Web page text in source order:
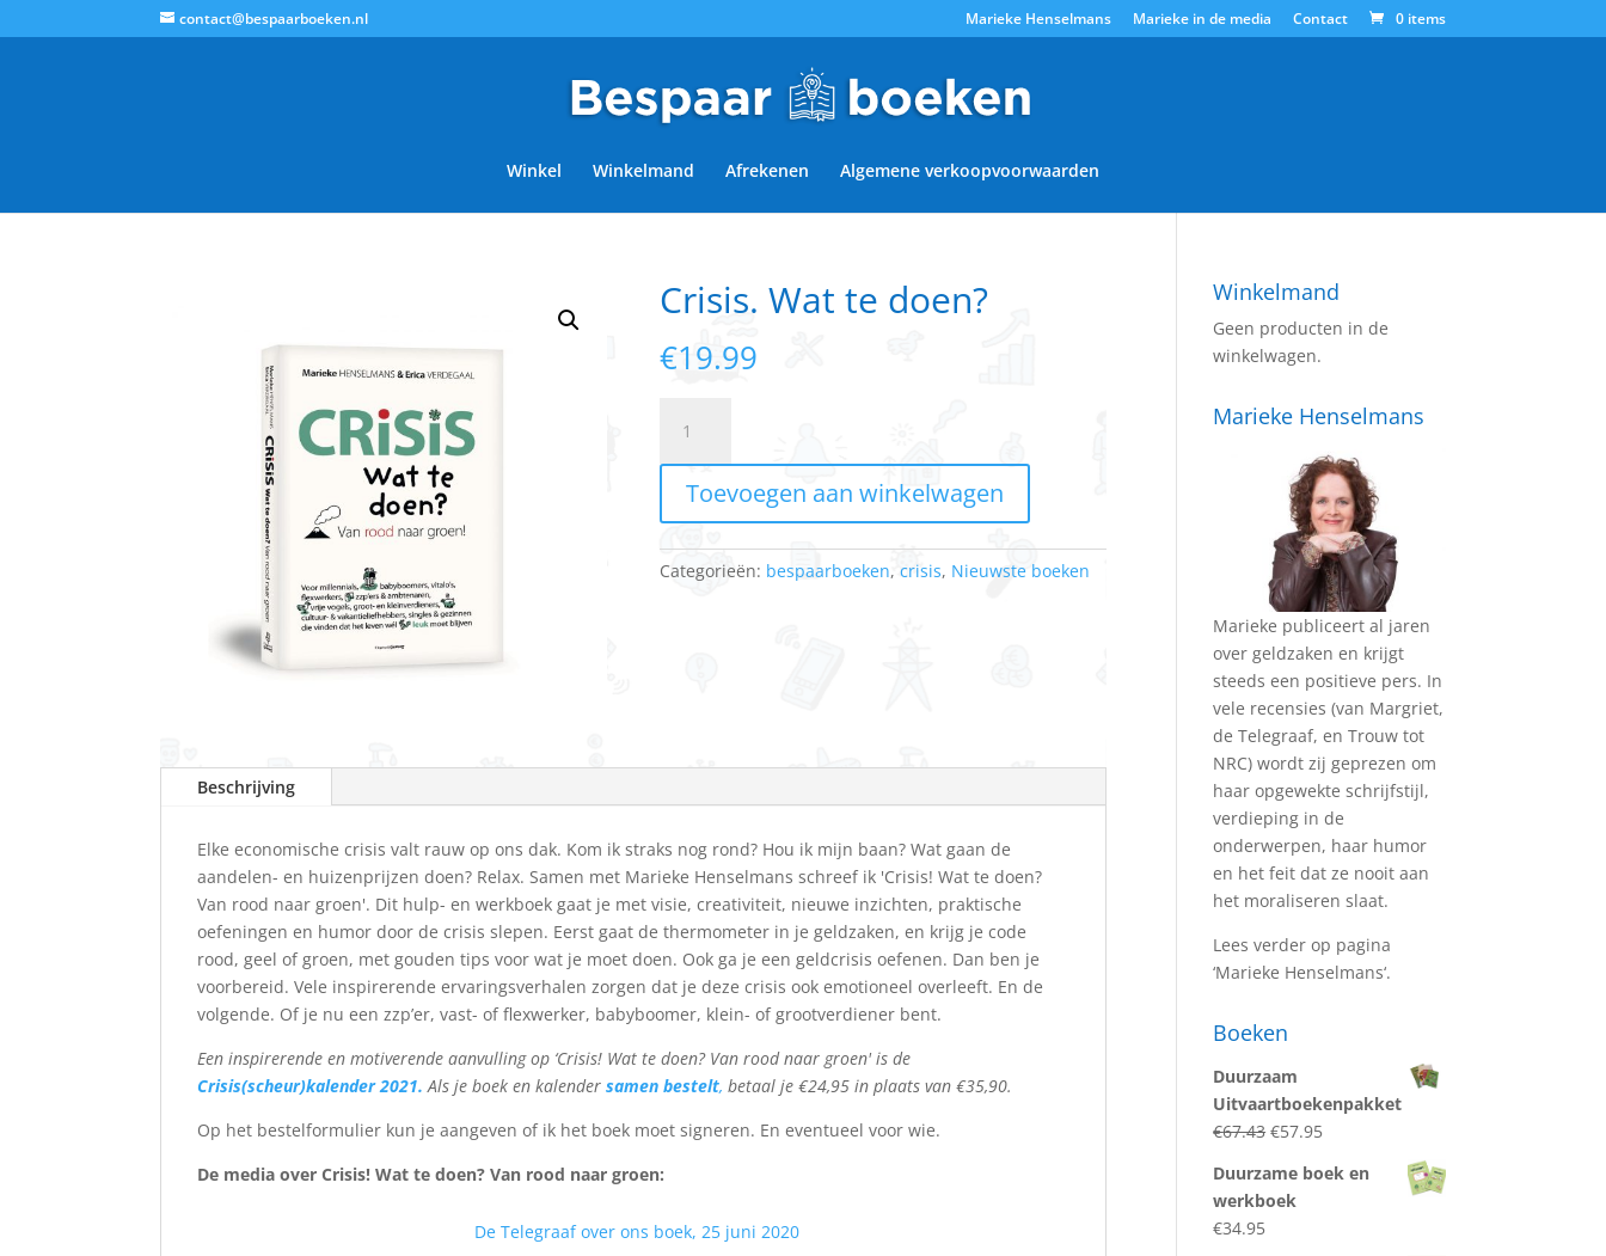
contact@bespaarboeken.nl Marieke Henselmans Marieke in de media Contact 0 items
Winkel Winkelmand Afrekenen Algemene verkoopvoorwaarden
Crisis. Wat te doen?
€19.99
Wat
te
doen?
aantal
Toevoegen aan winkelwagen
Categorieën: bespaarboeken, crisis, Nieuwste boeken
Beschrijving
Elke economische crisis valt rauw op ons dak. Kom ik straks nog rond? Hou ik mijn baan? Wat gaan de
aandelen- en huizenprijzen doen? Relax. Samen met Marieke Henselmans schreef ik 'Crisis! Wat te doen?
Van rood naar groen'. Dit hulp- en werkboek gaat je met visie, creativiteit, nieuwe inzichten, praktische
oefeningen en humor door de crisis slepen. Eerst gaat de thermometer in je geldzaken, en krijg je code
rood, geel of groen, met gouden tips voor wat je moet doen. Ook ga je een geldcrisis oefenen. Dan ben je
voorbereid. Vele inspirerende ervaringsverhalen zorgen dat je deze crisis ook emotioneel overleeft. En de
volgende. Of je nu een zzp’er, vast- of flexwerker, babyboomer, klein- of grootverdiener bent.
Een inspirerende en motiverende aanvulling op ‘Crisis! Wat te doen? Van rood naar groen' is de
Crisis(scheur)kalender 2021. Als je boek en kalendersamen bestelt, betaal je €24,95 in plaats van €35,90.
Op het bestelformulier kun je aangeven of ik het boek moet signeren. En eventueel voor wie.
De media over Crisis! Wat te doen? Van rood naar groen:
De Telegraaf over ons boek, 25 juni 2020
Winkelmand
Geen producten in de
winkelwagen.
Marieke Henselmans
Marieke publiceert al jaren
over geldzaken en krijgt
steeds een positieve pers. In
vele recensies (van Margriet,
de Telegraaf, en Trouw tot
NRC) wordt zij geprezen om
haar opgewekte schrijfstijl,
verdieping in de
onderwerpen, haar humor
en het feit dat ze nooit aan
het moraliseren slaat.
Lees verder op pagina
‘Marieke Henselmans‘.
Boeken
Duurzaam
Uitvaartboekenpakket
€67.43 Oorspronkelijke
was:
€67.43.
€57.95Huidige
is:
Duurzame boek en
werkboek
€34.95